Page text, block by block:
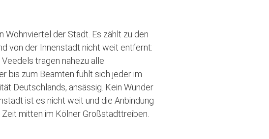
Wohnviertel der Stadt. Es zählt zu den
von der Innenstadt nicht weit entfernt:
tragen nahezu alle
bis zum Beamten fühlt sich jeder im
Deutschlands, ansässig. Kein Wunder
ist es nicht weit und die Anbindung
mitten im Kölner Großstadttreiben.